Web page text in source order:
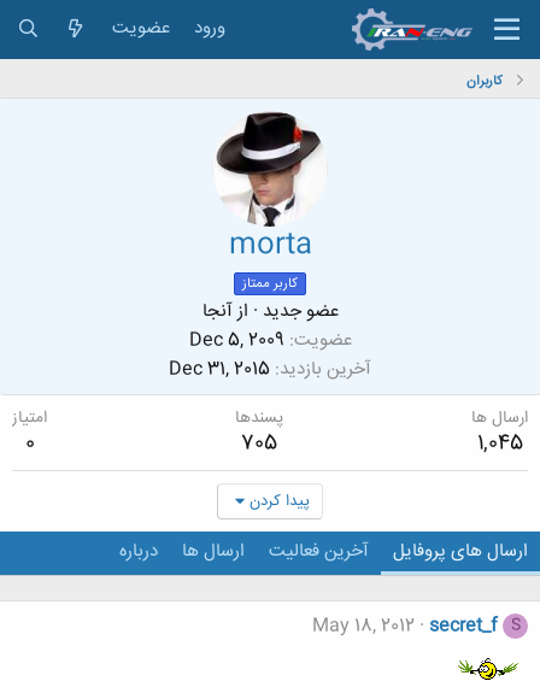
ورود عضویت
کاربران
morta
کاربر ممتاز
عضو جدید · ازآنجا
عضویت Dec 5, 2009
آخرین بازدید Dec 31, 2015
ارسال ها
1,045
پسندها
705
امتیاز
0
پیدا کردن
ارسال های پروفایل آخرین فعالیت ارسال ها درباره
S
secret_f
May 18, 2012